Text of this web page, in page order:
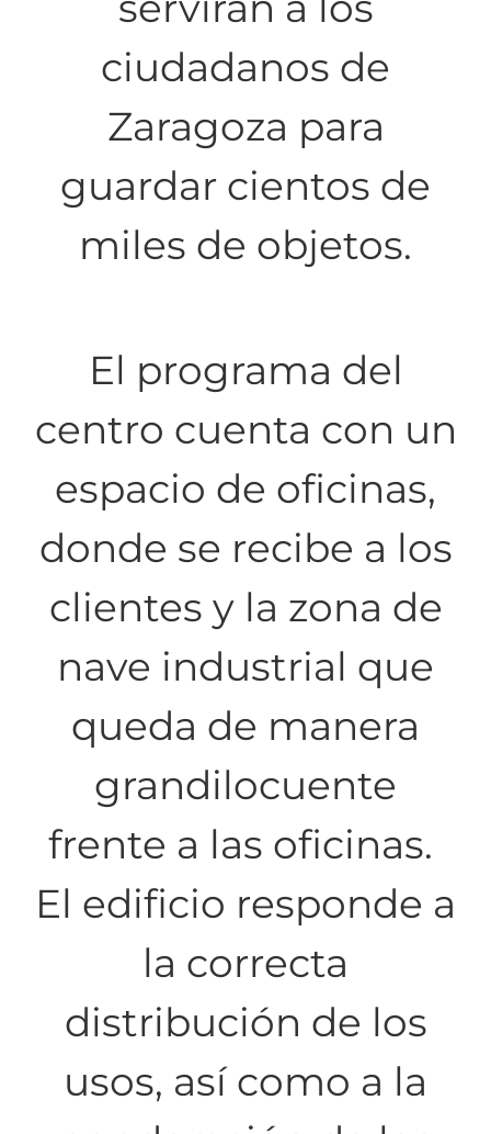
ciudadanos de
Zaragoza para
guardar cientos de
miles de objetos.
El programa del
centro cuenta con un
espacio de oficinas,
donde se recibe a los
clientes y la zona de
nave industrial que
queda de manera
grandilocuente
frente a las oficinas.
El edificio responde a
la correcta
distribución de los
usos, así como a la